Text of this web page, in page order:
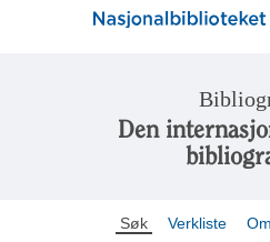
Den
Søk Verkliste